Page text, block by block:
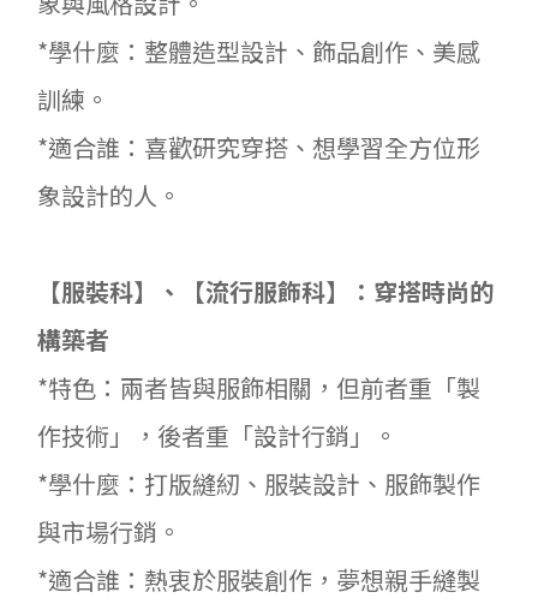
*學什麼：整體造型設計、飾品創作、美感
訓練。
*適合誰：喜歡研究穿搭、想學習全方位形
象設計的人。
【服裝科】、【流行服飾科】：穿搭時尚的
構築者
*特色：兩者皆與服飾相關，但前者重「製
作技術」，後者重「設計行銷」。
*學什麼：打版縫紉、服裝設計、服飾製作
與市場行銷。
*適合誰：熱衷於服裝創作，夢想親手縫製